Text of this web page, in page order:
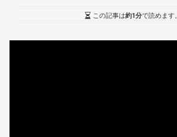
この記事は約1分で読めます。